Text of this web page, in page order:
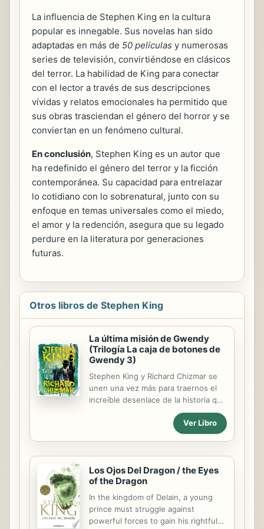
La influencia de Stephen King en la cultura
popular es innegable. Sus novelas han sido
adaptadas en más de 50 películas y numerosas
series de televisión, convirtiéndose en clásicos
del terror. La habilidad de King para conectar
con el lector a través de sus descripciones
vívidas y relatos emocionales ha permitido que
sus obras trasciendan el género del horror y se
conviertan en un fenómeno cultural.
En conclusión, Stephen King es un autor que
ha redefinido el género del terror y la ficción
contemporánea. Su capacidad para entrelazar
lo cotidiano con lo sobrenatural, junto con su
enfoque en temas universales como el miedo,
el amor y la redención, asegura que su legado
perdure en la literatura por generaciones
futuras.
Otros libros de Stephen King
La última misión de Gwendy
(Trilogía La caja de botones de
Gwendy 3)
Stephen King y Richard Chizmar se
unen una vez más para traernos el
increíble desenlace de la historia que
comenzaron con La caja de botones
de Gwendy. Cuando tenía doce
años, Gwendy Peterson conoció a
le pidió que cuidara de una extraña
caja de botones. Ahora, Gwendy es
una afamada novelista y su carrera
política está empezando a despegar.
Parece que lo tiene todo a su
alcance, pero entonces el insólito
Ver Libro
Los Ojos Del Dragon / the Eyes
of the Dragon
In the kingdom of Delain, a young
prince must struggle against
powerful forces to gain his rightful